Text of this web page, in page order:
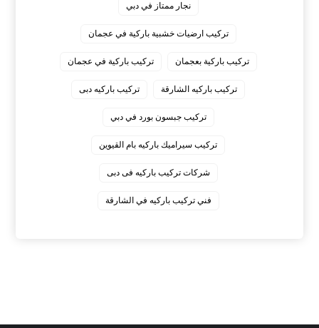
نجار ممتاز في دبي
‏تركيب ارضيات خشبية باركية في عجمان
‏تركيب باركية بعجمان ‏تركيب باركية في عجمان
‏تركيب باركيه الشارقة ‏تركيب باركيه دبى
‏تركيب جبسون بورد في دبي
‏تركيب سيراميك باركيه بام القيوين
‏شركات تركيب باركيه فى دبى
‏فني تركيب باركيه في الشارقة